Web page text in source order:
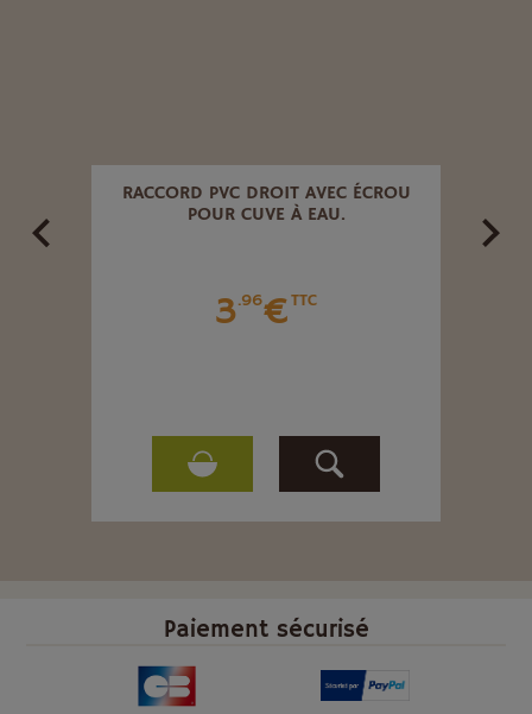
(1P)
RACCORD PVC DROIT AVEC ÉCROU
POUR CUVE À EAU.
3.96€TTC
Paiement sécurisé